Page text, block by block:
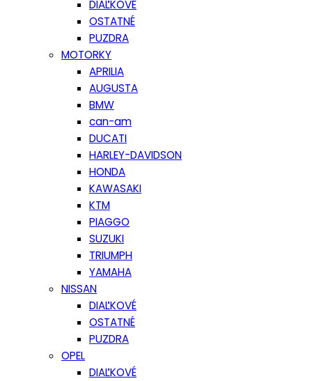
DIAĽKOVÉ
OSTATNÉ
PUZDRA
MOTORKY
APRILIA
AUGUSTA
BMW
can-am
DUCATI
HARLEY-DAVIDSON
HONDA
KAWASAKI
KTM
PIAGGO
SUZUKI
TRIUMPH
YAMAHA
NISSAN
DIAĽKOVÉ
OSTATNÉ
PUZDRA
OPEL
DIAĽKOVÉ